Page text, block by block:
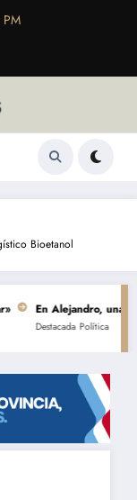
Bioetanol
Alejandro, una obra de $
Política